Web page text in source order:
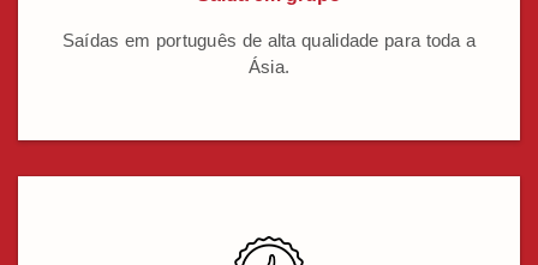
Saídas em português de alta qualidade para toda a
Ásia.